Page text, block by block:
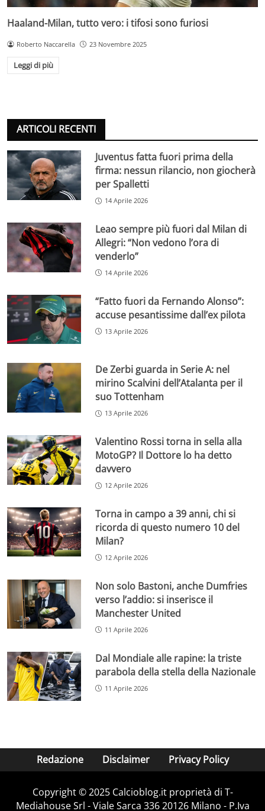
Haaland-Milan, tutto vero: i tifosi sono furiosi
Roberto Naccarella 23 Novembre 2025
Leggi di più
ARTICOLI RECENTI
Juventus fatta fuori prima della
firma: nessun rilancio, non giocherà
per Spalletti
14 Aprile 2026
Leao sempre più fuori dal Milan di
Allegri: “Non vedono l’ora di
venderlo”
14 Aprile 2026
“Fatto fuori da Fernando Alonso”:
accuse pesantissime dall’ex pilota
13 Aprile 2026
De Zerbi guarda in Serie A: nel
mirino Scalvini dell’Atalanta per il
suo Tottenham
13 Aprile 2026
Valentino Rossi torna in sella alla
MotoGP? Il Dottore lo ha detto
davvero
12 Aprile 2026
Torna in campo a 39 anni, chi si
ricorda di questo numero 10 del
Milan?
12 Aprile 2026
Non solo Bastoni, anche Dumfries
verso l’addio: si inserisce il
Manchester United
11 Aprile 2026
Dal Mondiale alle rapine: la triste
parabola della stella della Nazionale
11 Aprile 2026
Redazione Disclaimer Privacy Policy
Copyright © 2025 Calcioblog.it proprietà di T-
Mediahouse Srl - Viale Sarca 336 20126 Milano - P.Iva